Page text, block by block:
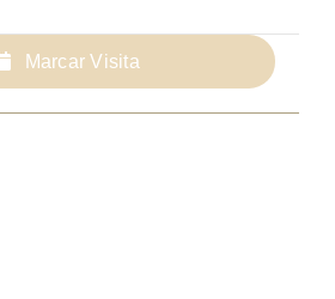
Marcar Visita